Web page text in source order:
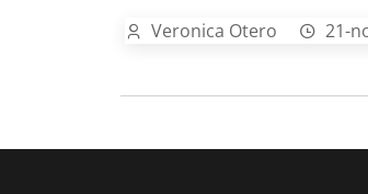
Veronica Otero 21-